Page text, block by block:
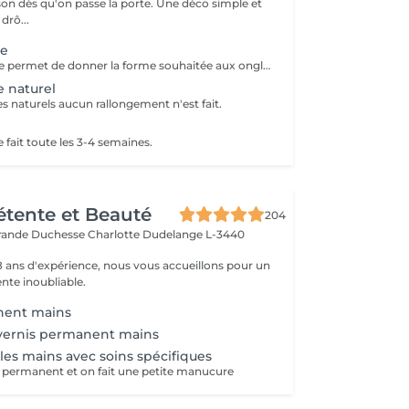
passe la porte. Une déco simple et
drô...
La pose complète permet de donner la forme souhaitée aux ongles en rallongeant avec le Chablon.
naturel
naturels aucun rallongement n'est fait.
fait toute les 3-4 semaines.
et Beauté
204
Duchesse Charlotte Dudelange L-3440
ans d'expérience, nous vous accueillons pour un
inoubliable.
mains
permanent mains
mains avec soins spécifiques
et on fait une petite manucure